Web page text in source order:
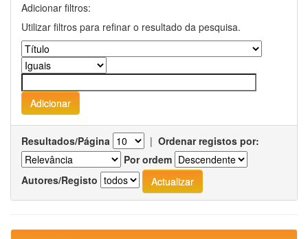
Adicionar filtros:
Utilizar filtros para refinar o resultado da pesquisa.
Resultados/Página | Ordenar registos por:
Por ordem
Autores/Registo